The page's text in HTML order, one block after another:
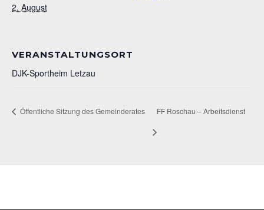
2. August
VERANSTALTUNGSORT
DJK-Sportheim Letzau
Öffentliche Sitzung des Gemeinderates FF Roschau – Arbeitsdienst